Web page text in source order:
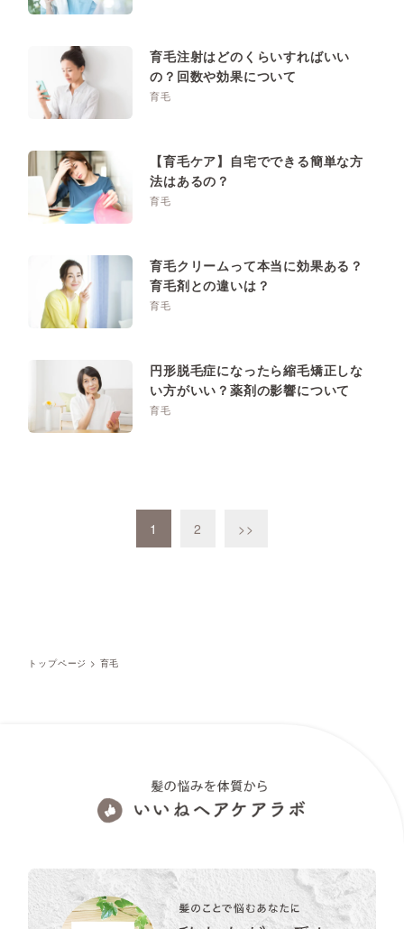
育毛注射はどのくらいすればいい
の？回数や効果について
育毛
【育毛ケア】自宅でできる簡単な方
法はあるの？
育毛
育毛クリームって本当に効果ある？
育毛剤との違いは？
育毛
円形脱毛症になったら縮毛矯正しな
い方がいい？薬剤の影響について
育毛
1 2 >>
トップページ > 育毛